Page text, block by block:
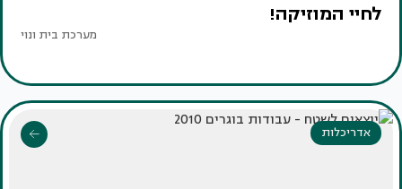
לחיי המוזיקה!
מערכת בית ונוי
אדריכלות